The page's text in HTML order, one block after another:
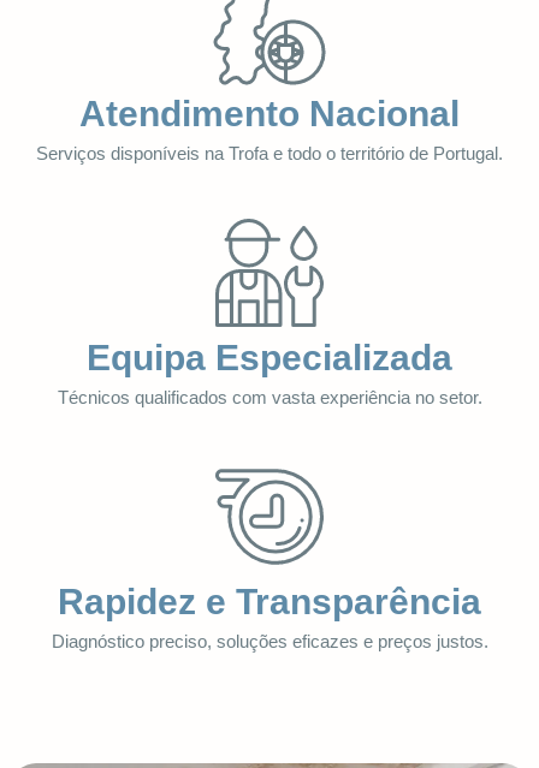
Atendimento Nacional
Serviços disponíveis na Trofa e todo o território de Portugal.
Equipa Especializada
Técnicos qualificados com vasta experiência no setor.
Rapidez e Transparência
Diagnóstico preciso, soluções eficazes e preços justos.